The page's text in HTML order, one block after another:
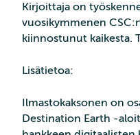
Kirjoittaja on
vuosikymmenen
kiinnostunut kaikesta.
Lisätietoa:
Ilmastokaksonen on
Destination Earth -